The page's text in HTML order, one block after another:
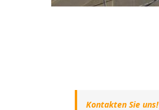
Kontakten Sie uns!